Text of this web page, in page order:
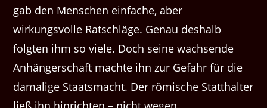
gab den Menschen einfache, aber
wirkungsvolle Ratschläge. Genau deshalb
folgten ihm so viele. Doch seine wachsende
Anhängerschaft machte ihn zur Gefahr für die
damalige Staatsmacht. Der römische Statthalter